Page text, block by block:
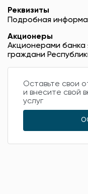
Реквизиты
Подробная
Акционеры
Акционерами банка
граждани
Оставьте свои
и внесите свой
услуг